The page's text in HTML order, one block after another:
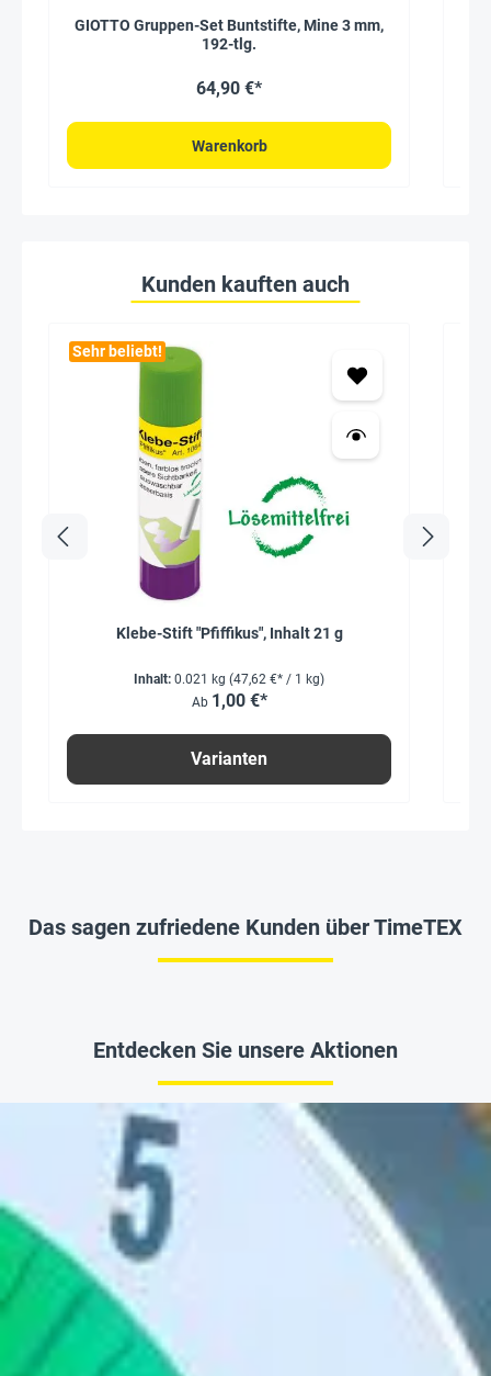
GIOTTO Gruppen-Set Buntstifte, Mine 3 mm,
192-tlg.
64,90 €*
Warenkorb
Kunden kauften auch
Sehr beliebt!
Klebe-Stift "Pfiffikus", Inhalt 21 g
Inhalt: 0.021 kg (47,62 €* / 1 kg)
Ab 1,00 €*
Varianten
Das sagen zufriedene Kunden über TimeTEX
Entdecken Sie unsere Aktionen